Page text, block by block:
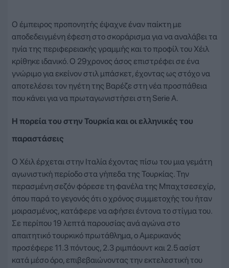
Ο έμπειρος προπονητής έψαχνε έναν παίκτη με
αποδεδειγμένη έφεση στο σκοράρισμα για να αναλάβει τα
ηνία της περιφερειακής γραμμής και το προφίλ του Χέιλ
κρίθηκε ιδανικό. Ο 29χρονος άσος επιστρέφει σε ένα
γνώριμο για εκείνον στιλ μπάσκετ, έχοντας ως στόχο να
αποτελέσει τον ηγέτη της Βαρέζε στη νέα προσπάθεια
που κάνει για να πρωταγωνιστήσει στη Serie A.
Η πορεία του στην Τουρκία και οι ελληνικές του
παραστάσεις
Ο Χέιλ έρχεται στην Ιταλία έχοντας πίσω του μια γεμάτη
αγωνιστική περίοδο στα γήπεδα της Τουρκίας. Την
περασμένη σεζόν φόρεσε τη φανέλα της Μπαχτσεσεχίρ,
όπου παρά το γεγονός ότι ο χρόνος συμμετοχής του ήταν
μοιρασμένος, κατάφερε να αφήσει έντονα το στίγμα του.
Σε περίπου 19 λεπτά παρουσίας ανά αγώνα στο
απαιτητικό τουρκικό πρωτάθλημα, ο Αμερικανός
προσέφερε 11.3 πόντους, 2.3 ριμπάουντ και 2.5 ασίστ
κατά μέσο όρο, επιβεβαιώνοντας την εκτελεστική του